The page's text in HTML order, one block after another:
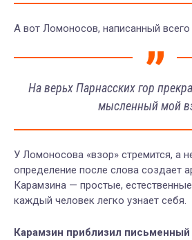
А вот Ломоносов, написанный
На верьх Парнасских гор
мысленный мой
У Ломоносова «взор» стремится, а
определение после слова создает
Карамзина — простые,
каждый человек легко узнает себя.
Карамзин приблизил